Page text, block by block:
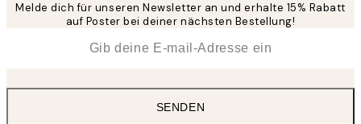
Melde dich für unseren Newsletter an und erhalte 15% Rabatt
auf Poster bei deiner nächsten Bestellung!
SENDEN